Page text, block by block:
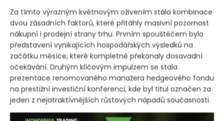
Za tímto výrazným květnovým oživením stála kombinace
dvou zásadních faktorů, které přitáhly masivní pozornost
nákupní i prodejní strany trhu. Prvním spouštěčem bylo
představení vynikajících hospodářských výsledků na
začátku měsíce, které kompletně překonaly dosavadní
očekávání. Druhým klíčovým impulzem se stala
prezentace renomovaného manažera hedgeového fondu
na prestižní investiční konferenci, kde byl titul označen za
jeden z nejatraktivnějších růstových nápadů současnosti.